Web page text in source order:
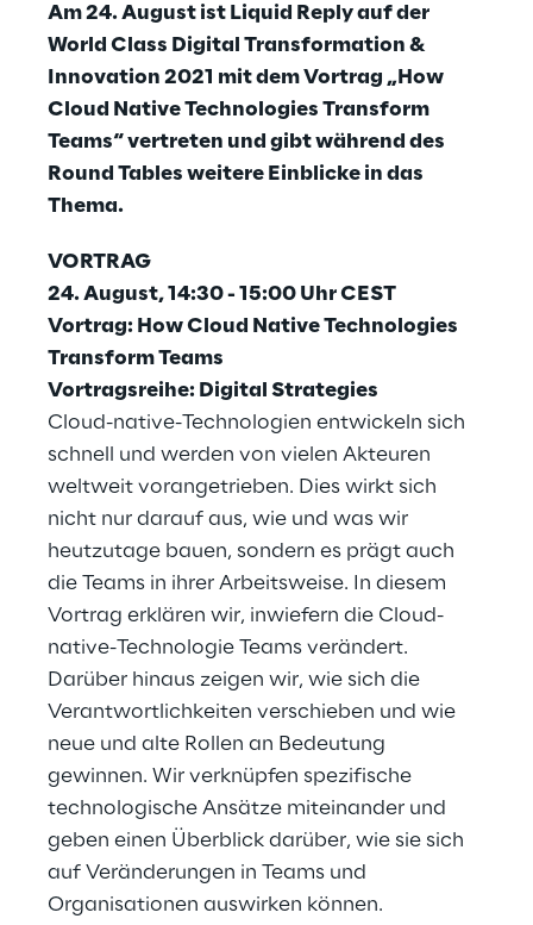
Am 24. August ist Liquid Reply auf der
World Class Digital Transformation &
Innovation 2021 mit dem Vortrag „How
Cloud Native Technologies Transform
Teams“ vertreten und gibt während des
Round Tables weitere Einblicke in das
Thema.
VORTRAG
24. August, 14:30 - 15:00 Uhr CEST
Vortrag: How Cloud Native Technologies
Transform Teams
Vortragsreihe: Digital Strategies
Cloud-native-Technologien entwickeln sich
schnell und werden von vielen Akteuren
weltweit vorangetrieben. Dies wirkt sich
nicht nur darauf aus, wie und was wir
heutzutage bauen, sondern es prägt auch
die Teams in ihrer Arbeitsweise. In diesem
Vortrag erklären wir, inwiefern die Cloud-
native-Technologie Teams verändert.
Darüber hinaus zeigen wir, wie sich die
Verantwortlichkeiten verschieben und wie
neue und alte Rollen an Bedeutung
gewinnen. Wir verknüpfen spezifische
technologische Ansätze miteinander und
geben einen Überblick darüber, wie sie sich
auf Veränderungen in Teams und
Organisationen auswirken können.